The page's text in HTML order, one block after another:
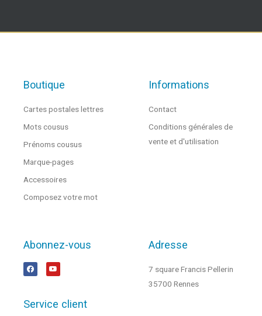
Boutique
Cartes postales lettres
Mots cousus
Prénoms cousus
Marque-pages
Accessoires
Composez votre mot
Informations
Contact
Conditions générales de
vente et d'utilisation
Abonnez-vous
Service client
Adresse
7 square Francis Pellerin
35700 Rennes